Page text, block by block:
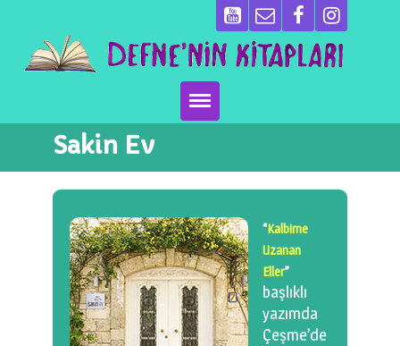
Ana Sayfa
Kitaplarımız
Ben Kimim?
Emeği Geçenler
Neler Yapıyoruz?
Sakin Ev
“Kalbime
Uzanan
Eller”
başlıklı
yazımda
Çeşme’de